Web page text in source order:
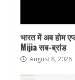
भारत में अब होम
Mijia सब-ब्रांड
August 8, 2026